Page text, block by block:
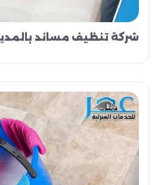
شركة تنظيف مساند